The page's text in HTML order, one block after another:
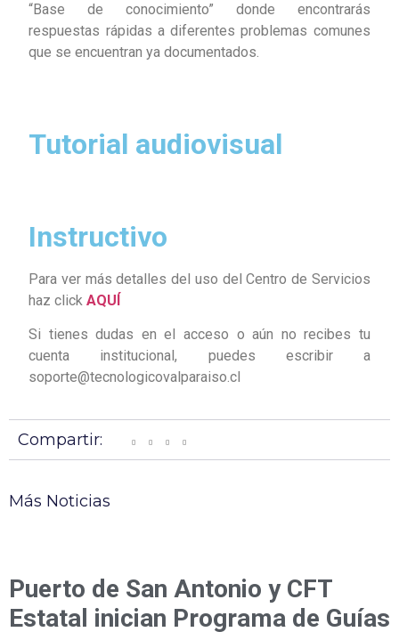
“Base de conocimiento” donde encontrarás
respuestas rápidas a diferentes problemas comunes
que se encuentran ya documentados.
Tutorial audiovisual
Instructivo
Para ver más detalles del uso del Centro de Servicios
haz clickAQUÍ
Si tienes dudas en el acceso o aún no recibes tu
cuenta institucional, puedes escribir a
soporte@tecnologicovalparaiso.cl
Compartir:
Más Noticias
Puerto de San Antonio y CFT
Estatal inician Programa de Guías